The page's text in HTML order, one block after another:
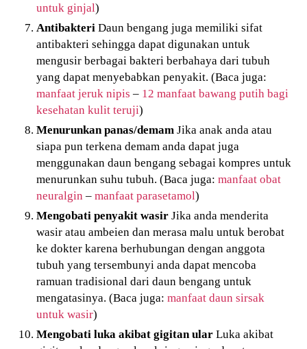
untuk ginjal)
Antibakteri Daun bengang juga memiliki sifat
antibakteri sehingga dapat digunakan untuk
mengusir berbagai bakteri berbahaya dari tubuh
yang dapat menyebabkan penyakit. (Baca juga:
manfaat jeruk nipis – 12 manfaat bawang putih bagi
kesehatan kulit teruji)
Menurunkan panas/demam Jika anak anda atau
siapa pun terkena demam anda dapat juga
menggunakan daun bengang sebagai kompres untuk
menurunkan suhu tubuh. (Baca juga:manfaat obat
neuralgin –manfaat parasetamol)
Mengobati penyakit wasir Jika anda menderita
wasir atau ambeien dan merasa malu untuk berobat
ke dokter karena berhubungan dengan anggota
tubuh yang tersembunyi anda dapat mencoba
ramuan tradisional dari daun bengang untuk
mengatasinya. (Baca juga:manfaat daun sirsak
untuk wasir)
Mengobati luka akibat gigitan ular Luka akibat